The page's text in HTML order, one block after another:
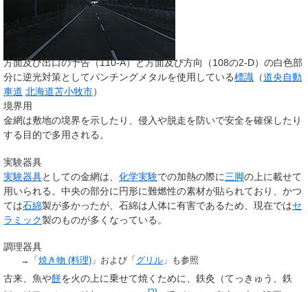
方面及び出口の予告（110-A）と方面及び方向（108の2-D）の白色部
分に逆光対策としてパンチングメタルを使用している標識 （道央自動
車道 北海道苫小牧市）
境界用
金網は敷地の境界を示したり、侵入や脱走を防いで安全を確保したり
する目的で多用される。
実験器具
実験器具としての金網は、 化学実験での加熱の際に三脚の上に載せて
用いられる。中央の部分に円形に難燃性の素材が貼られており、かつ
ては石綿製が多かったが、石綿は人体に有害であるため、現在ではセ
ラミック製のものが多くなっている。
調理器具
→「焼き物 (料理) 」および「 グリル 」も参照
古来、魚や餅を火の上に乗せて焼くために、鉄灸（てっきゅう、鉄